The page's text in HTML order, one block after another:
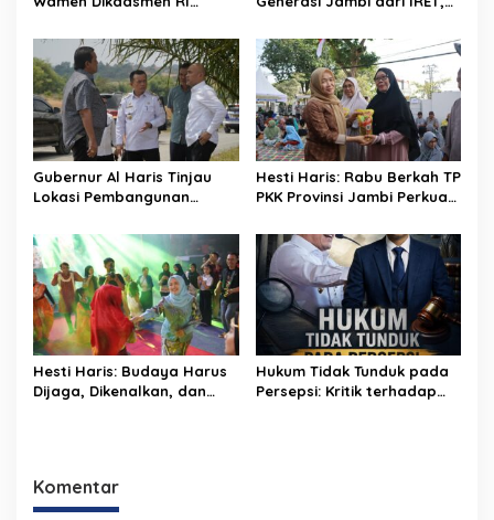
Pintar, Dorong
Transformasi Digital
Pendidikan di Jambi
Dimulai dari Sekolah
Gubernur Al Haris Tinjau
Lokasi Pembangunan
Pembangunan BTN Bungo
Green City
Hesti Haris: Rabu Berkah TP
PKK Provinsi Jambi Perkuat
Budaya Kelola Sampah
dari Rumah
Hesti Haris: Budaya Harus
Dijaga, Dikenalkan, dan
Hukum Tidak Tunduk pada
Persepsi: Kritik terhadap
Komentar